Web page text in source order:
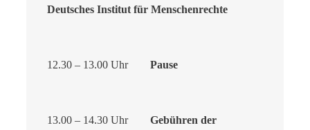
Deutsches Institut für Menschenrechte
12.30 – 13.00 UhrPause
13.00 – 14.30 UhrGebühren der